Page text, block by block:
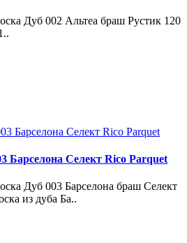
Дуб 002 Альтеа браш Рустик 120
Барселона Селект Rico Parquet
Дуб 003 Барселона браш Селект
из дуба Ба..